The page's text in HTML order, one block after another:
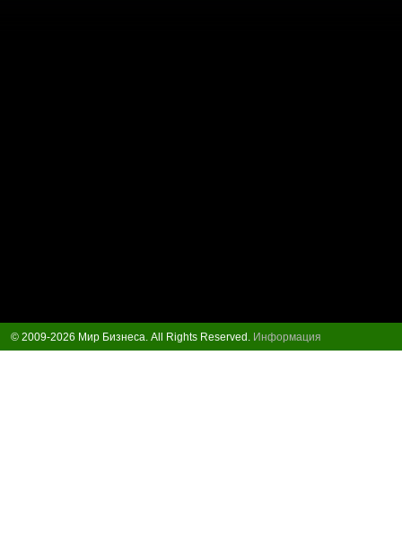
© 2009-2026 Мир Бизнеса. All Rights Reserved. Информация